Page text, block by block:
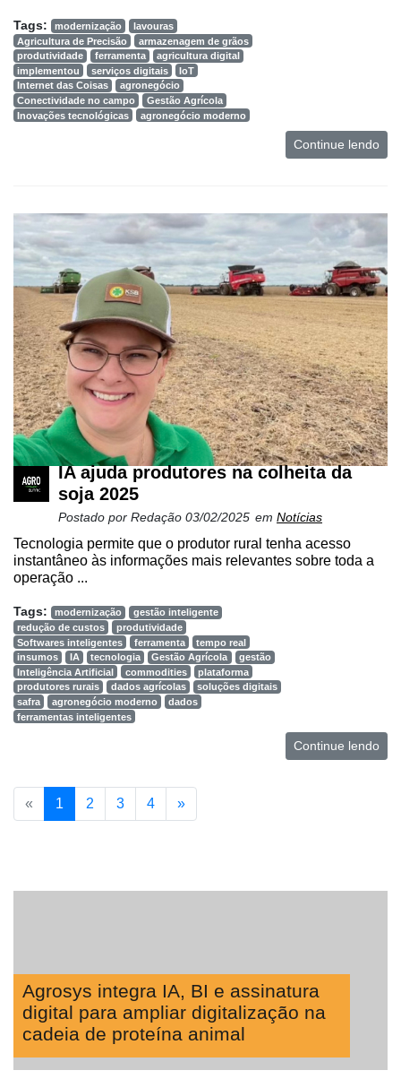
Tags: modernização
lavouras
Agricultura de Precisão
armazenagem de grãos
produtividade
ferramenta
agricultura digital
implementou
serviços digitais
IoT
Internet das Coisas
agronegócio
Conectividade no campo
Gestão Agrícola
Inovações tecnológicas
agronegócio moderno
Continue lendo
IA ajuda produtores na colheita da
soja 2025
Postado por Redação 03/02/2025 em Notícias
Tecnologia permite que o produtor rural tenha acesso
instantâneo às informações mais relevantes sobre toda a
operação ...
Tags: modernização
gestão inteligente
redução de custos
produtividade
Softwares inteligentes
ferramenta
tempo real
insumos
IA tecnologia Gestão Agrícola
gestão
Inteligência Artificial
commodities
plataforma
produtores rurais
dados agrícolas
soluções digitais
safra
agronegócio moderno
dados
ferramentas inteligentes
Continue lendo
« 1 2 3 4 »
Agrosys integra IA, BI e assinatura
digital para ampliar digitalização na
cadeia de proteína animal